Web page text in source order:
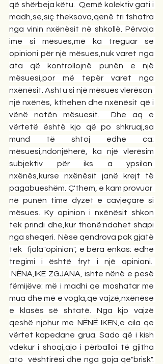
që shërbeja këtu.  Qemë kolektiv gati i
madh,se,siç theksova,qenë tri fshatra
nga vinin nxënësit në shkollë. Përvoja
ime si mësues,më ka treguar se
opinioni për një mësues,nuk varet nga
ata që kontrollojnë punën e një
mësuesi,por më tepër varet nga
nxënësit. Ashtu si një mësues vlerëson
një nxënës, kthehen dhe nxënësit që i
vënë notën mësuesit.  Dhe aq e
vërtetë është kjo që po shkruaj,sa
mund të shtoj edhe ca:
mësuesi,ndonjëherë, ka një vlerësim
subjektiv për iks a ypsilon
nxënës,kurse nxënësit janë krejt të
pagabueshëm. Ç'them, e kam provuar
në punën time dyzet e cavjeçare si
mësues. Ky opinion i nxënësit shkon
tek prindi dhe,kur thonë:ndahet shapi
nga sheqeri.  Nëse qendrova pak gjatë
tek  fjala"opinion", e bëra enkas: edhe
tregimi i është fryt i një opinioni.
NËNA,IKE ZGJANA, ishte nënë e pesë
fëmijëve: më i madhi qe moshatar me
mua dhe më e vogla,qe vajzë,nxënëse
e klasës së shtatë. Nga kjo vajzë
qeshë njohur me NËNË IKEN,e cila qe
vërtet kapedane grua. Sado që i kish
vdekur i shoqi,ajo i përballoi të gjitha
ato  vështirësi dhe nga goja qe"brisk".